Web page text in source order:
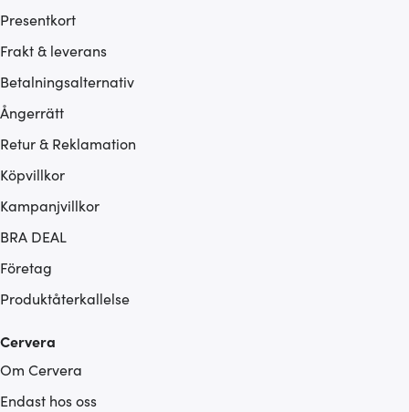
Presentkort
Frakt & leverans
Betalningsalternativ
Ångerrätt
Retur & Reklamation
Köpvillkor
Kampanjvillkor
BRA DEAL
Företag
Produktåterkallelse
Cervera
Om Cervera
Endast hos oss